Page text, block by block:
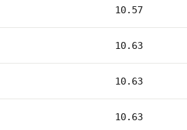
10.57
10.63
10.63
10.63